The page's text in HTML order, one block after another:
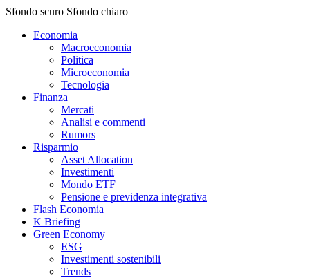
Sfondo scuro Sfondo chiaro
Economia
Macroeconomia
Politica
Microeconomia
Tecnologia
Finanza
Mercati
Analisi e commenti
Rumors
Risparmio
Asset Allocation
Investimenti
Mondo ETF
Pensione e previdenza integrativa
Flash Economia
K Briefing
Green Economy
ESG
Investimenti sostenibili
Trends